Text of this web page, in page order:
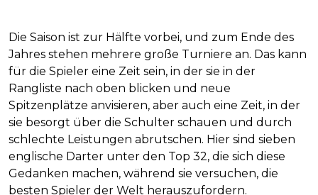
Die Saison ist zur Hälfte vorbei, und zum Ende des
Jahres stehen mehrere große Turniere an. Das kann
für die Spieler eine Zeit sein, in der sie in der
Rangliste nach oben blicken und neue
Spitzenplätze anvisieren, aber auch eine Zeit, in der
sie besorgt über die Schulter schauen und durch
schlechte Leistungen abrutschen. Hier sind sieben
englische Darter unter den Top 32, die sich diese
Gedanken machen, während sie versuchen, die
besten Spieler der Welt herauszufordern.